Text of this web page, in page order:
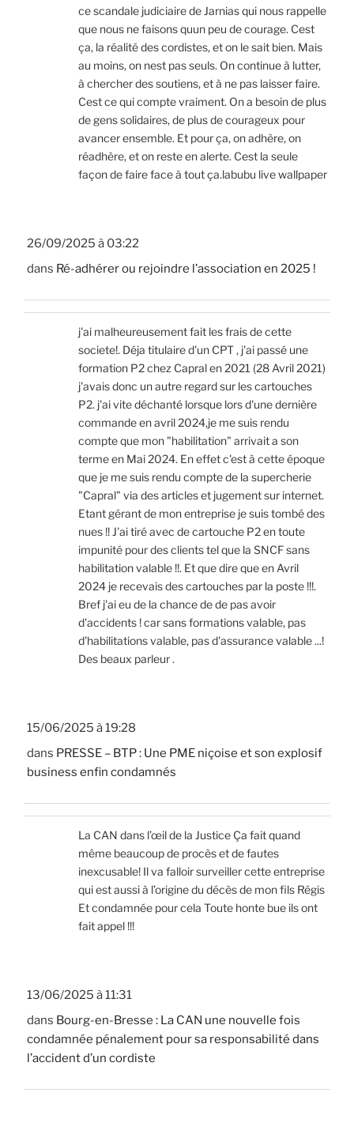
26/09/2025 à 03:22
dans Ré-adhérer ou rejoindre l’association en 2025 !
ce scandale judiciaire de Jarnias qui nous rappelle
que nous ne faisons quun peu de courage. Cest
ça, la réalité des cordistes, et on le sait bien. Mais
au moins, on nest pas seuls. On continue à lutter,
à chercher des soutiens, et à ne pas laisser faire.
Cest ce qui compte vraiment. On a besoin de plus
de gens solidaires, de plus de courageux pour
avancer ensemble. Et pour ça, on adhère, on
réadhère, et on reste en alerte. Cest la seule
façon de faire face à tout ça.labubu live wallpaper
15/06/2025 à 19:28
dans PRESSE – BTP : Une PME niçoise et son explosif
business enfin condamnés
j'ai malheureusement fait les frais de cette
societe!. Déja titulaire d'un CPT , j'ai passé une
formation P2 chez Capral en 2021 (28 Avril 2021)
j'avais donc un autre regard sur les cartouches
P2. j'ai vite déchanté lorsque lors d'une dernière
commande en avril 2024,je me suis rendu
compte que mon "habilitation" arrivait a son
terme en Mai 2024. En effet c'est à cette époque
que je me suis rendu compte de la supercherie
"Capral" via des articles et jugement sur internet.
Etant gérant de mon entreprise je suis tombé des
nues !! J'ai tiré avec de cartouche P2 en toute
impunité pour des clients tel que la SNCF sans
habilitation valable !!. Et que dire que en Avril
2024 je recevais des cartouches par la poste !!!.
Bref j'ai eu de la chance de de pas avoir
d'accidents ! car sans formations valable, pas
d'habilitations valable, pas d'assurance valable ...!
Des beaux parleur .
13/06/2025 à 11:31
dans Bourg-en-Bresse : La CAN une nouvelle fois
condamnée pénalement pour sa responsabilité dans
l’accident d’un cordiste
La CAN dans l’œil de la Justice Ça fait quand
même beaucoup de procès et de fautes
inexcusable! Il va falloir surveiller cette entreprise
qui est aussi à l’origine du décès de mon fils Régis
Et condamnée pour cela Toute honte bue ils ont
fait appel !!!